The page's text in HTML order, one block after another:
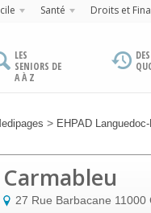
Santé Droits et
LES
SENIORS DE
A À Z
> EHPAD
Carmableu
27 Rue Barbacane 11000